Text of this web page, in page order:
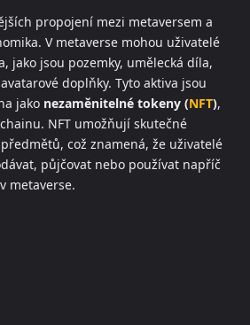
propojení mezi metaversem a
V metaverse mohou uživatelé
jako jsou pozemky, umělecká díla,
doplňky. Tyto aktiva jsou
jako nezaměnitelné tokeny (NFT),
NFT umožňují skutečné
což znamená, že uživatelé
půjčovat nebo používat napříč
metaverse.